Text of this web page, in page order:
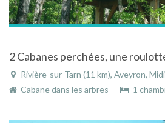
Rivière-sur-Tarn (11 km), Aveyron,
Cabane dans les arbres
1